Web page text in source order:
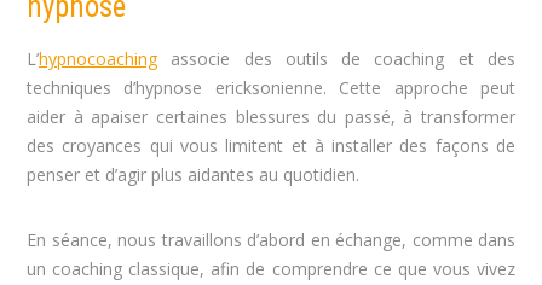
L’hypnocoachingassocie des outils de coaching et des
techniques d’hypnose ericksonienne. Cette approche peut
aider à apaiser certaines blessures du passé, à transformer
des croyances qui vous limitent et à installer des façons de
penser et d’agir plus aidantes au quotidien.
En séance, nous travaillons d’abord en échange, comme dans
un coaching classique, afin de comprendre ce que vous vivez